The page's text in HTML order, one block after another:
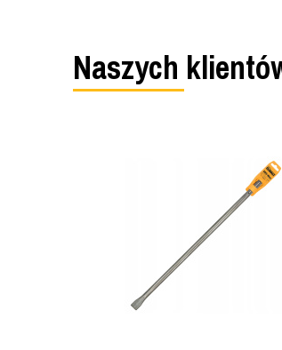
Naszych